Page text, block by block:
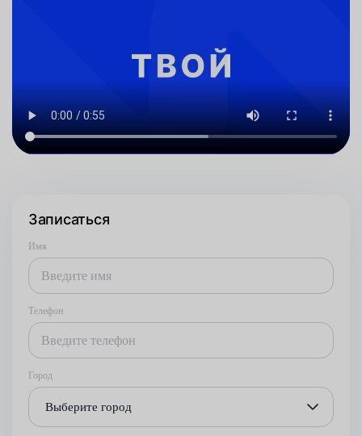
Записаться
Имя
Телефон
Город
Выберите город